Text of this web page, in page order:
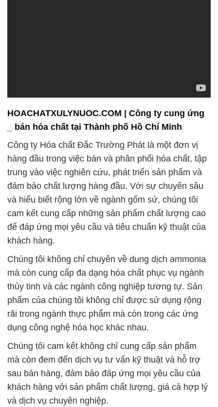
HOACHATXULYNUOC.COM | Công ty cung ứng
_ bán hóa chất tại Thành phố Hồ Chí Minh
Công ty Hóa chất Đắc Trường Phát là một đơn vị
hàng đầu trong việc bán và phân phối hóa chất, tập
trung vào việc nghiên cứu, phát triển sản phẩm và
đảm bảo chất lượng hàng đầu. Với sự chuyên sâu
và hiểu biết rộng lớn về ngành gốm sứ, chúng tôi
cam kết cung cấp những sản phẩm chất lượng cao
để đáp ứng mọi yêu cầu và tiêu chuẩn kỹ thuật của
khách hàng.
Chúng tôi không chỉ chuyên về dung dịch ammonia
mà còn cung cấp đa dạng hóa chất phục vụ ngành
thủy tinh và các ngành công nghiệp tương tự. Sản
phẩm của chúng tôi không chỉ được sử dụng rộng
rãi trong ngành thực phẩm mà còn trong các ứng
dụng công nghệ hóa học khác nhau.
Chúng tôi cam kết không chỉ cung cấp sản phẩm
mà còn đem đến dịch vụ tư vấn kỹ thuật và hỗ trợ
sau bán hàng, đảm bảo đáp ứng mọi yêu cầu của
khách hàng với sản phẩm chất lượng, giá cả hợp lý
và dịch vụ chuyên nghiệp.